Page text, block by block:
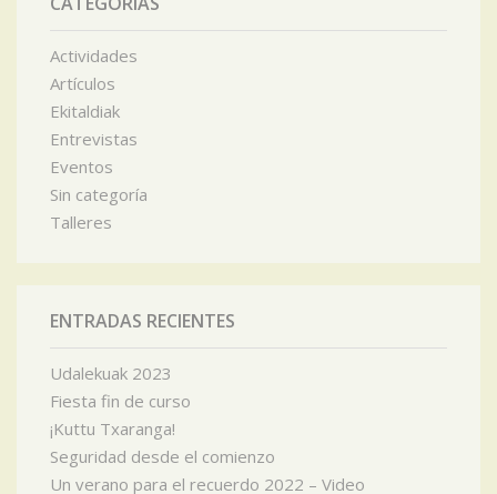
Actividades
Artículos
Ekitaldiak
Entrevistas
Eventos
Sin categoría
Talleres
ENTRADAS RECIENTES
Udalekuak 2023
Fiesta fin de curso
¡Kuttu Txaranga!
Seguridad desde el comienzo
Un verano para el recuerdo 2022 – Video